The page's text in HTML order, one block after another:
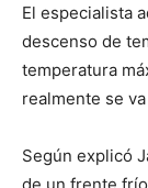
El especialista
descenso de
temperatura
realmente se
Según explicó